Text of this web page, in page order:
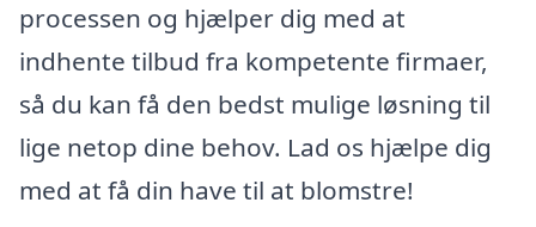
processen og hjælper dig med at
indhente tilbud fra kompetente firmaer,
så du kan få den bedst mulige løsning til
lige netop dine behov. Lad os hjælpe dig
med at få din have til at blomstre!